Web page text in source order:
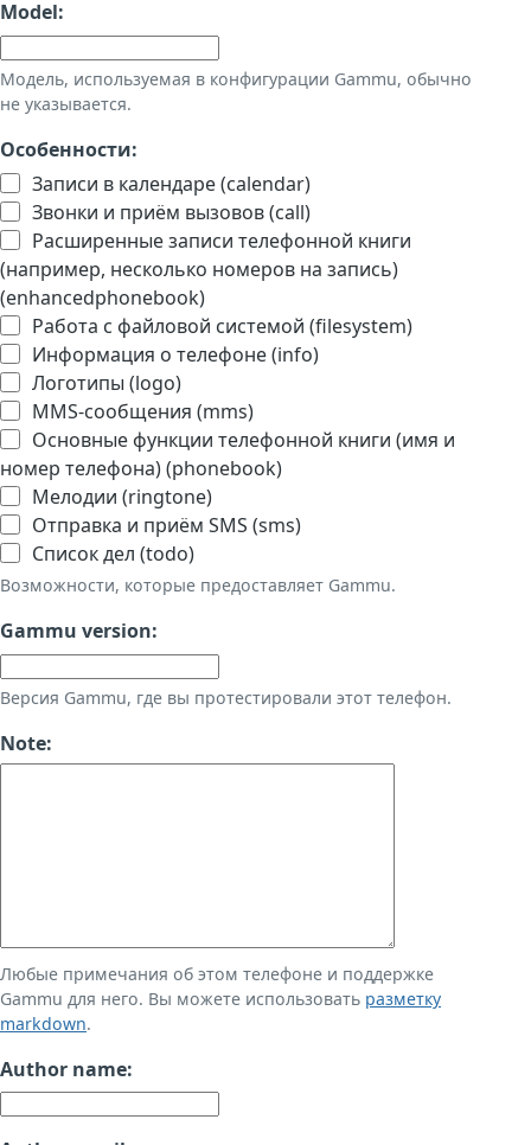
Model:
Модель, используемая в конфигурации Gammu, обычно
не указывается.
Особенности:
Записи в календаре (calendar)
Звонки и приём вызовов (call)
Расширенные записи телефонной книги
(например, несколько номеров на запись)
(enhancedphonebook)
Работа с файловой системой (filesystem)
Информация о телефоне (info)
Логотипы (logo)
MMS-сообщения (mms)
Основные функции телефонной книги (имя и
номер телефона) (phonebook)
Мелодии (ringtone)
Отправка и приём SMS (sms)
Список дел (todo)
Возможности, которые предоставляет Gammu.
Gammu version:
Версия Gammu, где вы протестировали этот телефон.
Note:
Любые примечания об этом телефоне и поддержке
Gammu для него. Вы можете использовать разметку
markdown.
Author name: